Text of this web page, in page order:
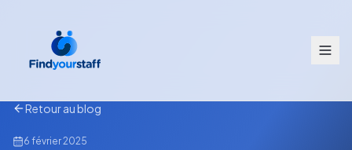
Retour au blog
6 février 2025